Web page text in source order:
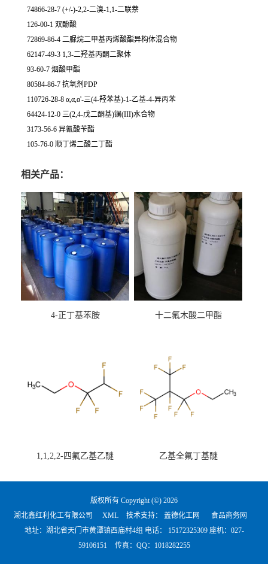
74866-28-7 (+/-)-2,2-二溴-1,1-二联萘
126-00-1 双酚酸
72869-86-4 二脲烷二甲基丙烯酸酯异构体混合物
62147-49-3 1,3-二羟基丙酮二聚体
93-60-7 烟酸甲酯
80584-86-7 抗氧剂PDP
110726-28-8 α,α,α'-三(4-羟苯基)-1-乙基-4-异丙苯
64424-12-0 三(2,4-戊二酮基)镧(III)水合物
3173-56-6 异氰酸苄酯
105-76-0 顺丁烯二酸二丁酯
相关产品：
4-正丁基苯胺 十二氟木酸二甲酯
1,1,2,2-四氟乙基乙醚 乙基全氟丁基醚
版权所有 Copyright (©) 2026
湖北鑫红利化工有限公司
XML 技术支持： 盖德化工网
食品商务网
地址：湖北省天门市黄潭镇西庙村4组 电话：
15172325309 座机：027-
59106151
传真：QQ：1018282255